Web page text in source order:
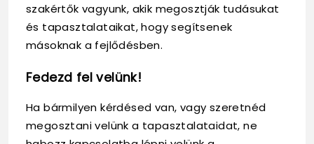
szakértők vagyunk, akik megosztják tudásukat
és tapasztalataikat, hogy segítsenek
másoknak a fejlődésben.
Fedezd fel velünk!
Ha bármilyen kérdésed van, vagy szeretnéd
megosztani velünk a tapasztalataidat, ne